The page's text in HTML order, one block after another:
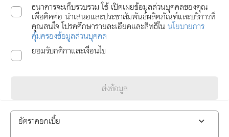
ธนาคารจะเก็บรวบรวม ใช้ เปิดเผยข้อมูลส่วนบุคคลของคุณ
เพื่อติดต่อ นำเสนอและประชาสัมพันธ์ผลิตภัณฑ์และบริการที่
คุณสนใจ โปรดศึกษารายละเอียดและสิทธิใน นโยบายการ
คุ้มครองข้อมูลส่วนบุคคล
ยอมรับกติกาและเงื่อนไข
ส่งข้อมูล
อัตราดอกเบี้ย